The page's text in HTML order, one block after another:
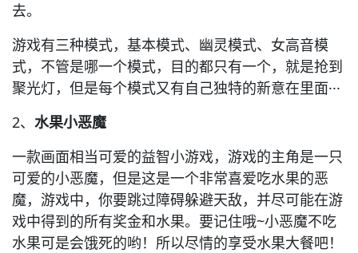
去。
游戏有三种模式，基本模式、幽灵模式、女高音模
式，不管是哪一个模式，目的都只有一个，就是抢到
聚光灯，但是每个模式又有自己独特的新意在里面···
2、 水果小恶魔
一款画面相当可爱的益智小游戏，游戏的主角是一只
可爱的小恶魔，但是这是一个非常喜爱吃水果的恶
魔，游戏中，你要跳过障碍躲避天敌，并尽可能在游
戏中得到的所有奖金和水果。要记住哦~小恶魔不吃
水果可是会饿死的哟！所以尽情的享受水果大餐吧！